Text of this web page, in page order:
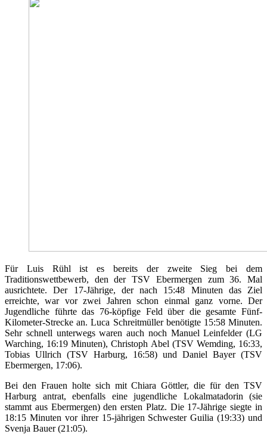
Für Luis Rühl ist es bereits der zweite Sieg bei dem
Traditionswettbewerb, den der TSV Ebermergen zum 36. Mal
ausrichtete. Der 17-Jährige, der nach 15:48 Minuten das Ziel
erreichte, war vor zwei Jahren schon einmal ganz vorne. Der
Jugendliche führte das 76-köpfige Feld über die gesamte Fünf-
Kilometer-Strecke an. Luca Schreitmüller benötigte 15:58 Minuten.
Sehr schnell unterwegs waren auch noch Manuel Leinfelder (LG
Warching, 16:19 Minuten), Christoph Abel (TSV Wemding, 16:33,
Tobias Ullrich (TSV Harburg, 16:58) und Daniel Bayer (TSV
Ebermergen, 17:06).
Bei den Frauen holte sich mit Chiara Göttler, die für den TSV
Harburg antrat, ebenfalls eine jugendliche Lokalmatadorin (sie
stammt aus Ebermergen) den ersten Platz. Die 17-Jährige siegte in
18:15 Minuten vor ihrer 15-jährigen Schwester Guilia (19:33) und
Svenja Bauer (21:05).